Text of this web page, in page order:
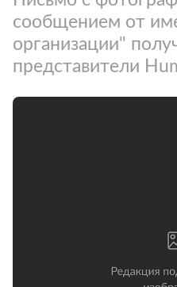
сообщением от
организации"
представители